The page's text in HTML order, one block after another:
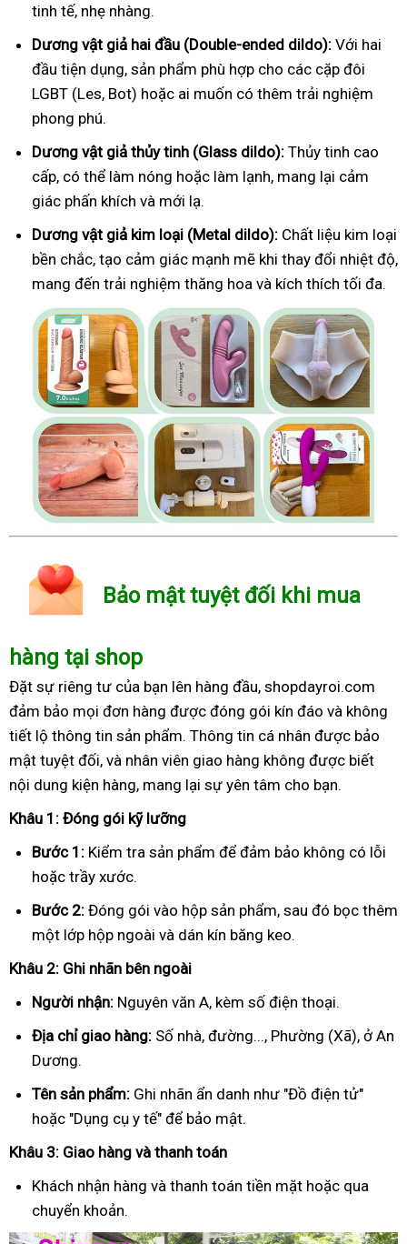
tinh tế, nhẹ nhàng.
Dương vật giả hai đầu (Double-ended dildo): Với hai
đầu tiện dụng, sản phẩm phù hợp cho các cặp đôi
LGBT (Les, Bot) hoặc ai muốn có thêm trải nghiệm
phong phú.
Dương vật giả thủy tinh (Glass dildo): Thủy tinh cao
cấp, có thể làm nóng hoặc làm lạnh, mang lại cảm
giác phấn khích và mới lạ.
Dương vật giả kim loại (Metal dildo): Chất liệu kim loại
bền chắc, tạo cảm giác mạnh mẽ khi thay đổi nhiệt độ,
mang đến trải nghiệm thăng hoa và kích thích tối đa.
Bảo mật tuyệt đối khi mua
hàng tại shop
Đặt sự riêng tư của bạn lên hàng đầu, shopdayroi.com
đảm bảo mọi đơn hàng được đóng gói kín đáo và không
tiết lộ thông tin sản phẩm. Thông tin cá nhân được bảo
mật tuyệt đối, và nhân viên giao hàng không được biết
nội dung kiện hàng, mang lại sự yên tâm cho bạn.
Khâu 1: Đóng gói kỹ lưỡng
Bước 1: Kiểm tra sản phẩm để đảm bảo không có lỗi
hoặc trầy xước.
Bước 2: Đóng gói vào hộp sản phẩm, sau đó bọc thêm
một lớp hộp ngoài và dán kín băng keo.
Khâu 2: Ghi nhãn bên ngoài
Người nhận: Nguyên văn A, kèm số điện thoại.
Địa chỉ giao hàng: Số nhà, đường..., Phường (Xã), ở An
Dương.
Tên sản phẩm: Ghi nhãn ẩn danh như "Đồ điện tử"
hoặc "Dụng cụ y tế" để bảo mật.
Khâu 3: Giao hàng và thanh toán
Khách nhận hàng và thanh toán tiền mặt hoặc qua
chuyển khoản.